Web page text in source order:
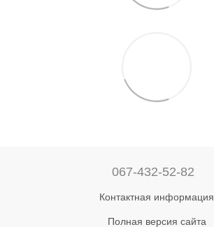
067-432-52-82
Контактная информация
Полная версия сайта